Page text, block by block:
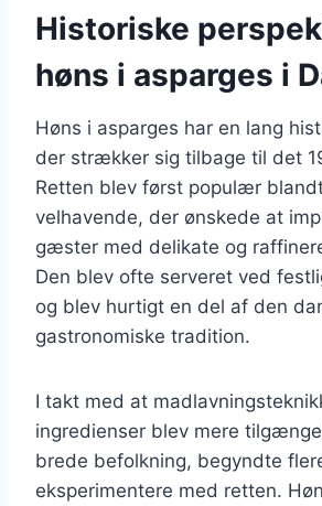
Historiske
høns i asparges i
Høns i asparges har en lang
der strækker sig tilbage til det
Retten blev først populær
velhavende, der ønskede at
gæster med delikate og
Den blev ofte serveret ved
og blev hurtigt en del af den
gastronomiske tradition.
I takt med at
ingredienser blev mere
brede befolkning, begyndte
eksperimentere med retten.